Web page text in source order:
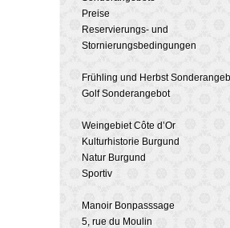
Preise
Reservierungs- und
Stornierungsbedingungen
Frühling und Herbst
Golf Sonderangebot
Weingebiet Côte d’Or
Kulturhistorie Burgund
Natur Burgund
Sportiv
Manoir Bonpasssage
5, rue du Moulin